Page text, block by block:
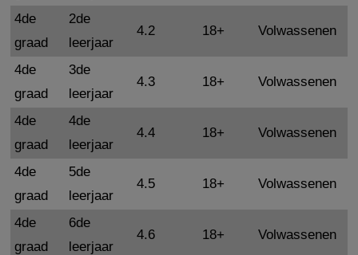
4de
graad
2de
leerjaar
4.2 18+ Volwassenen
4de
graad
3de
leerjaar
4.3 18+ Volwassenen
4de
graad
4de
leerjaar
4.4 18+ Volwassenen
4de
graad
5de
leerjaar
4.5 18+ Volwassenen
4de
graad
6de
leerjaar
4.6 18+ Volwassenen